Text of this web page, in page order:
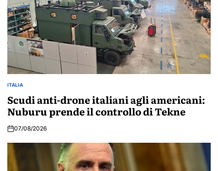
POSTED
ITALIA
Scudi anti-drone italiani agli americani:
Nuburu prende il controllo di Tekne
07/08/2026